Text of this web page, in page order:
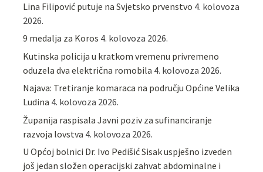
Lina Filipović putuje na Svjetsko prvenstvo 4. kolovoza
2026.
9 medalja za Koros 4. kolovoza 2026.
Kutinska policija u kratkom vremenu privremeno
oduzela dva električna romobila 4. kolovoza 2026.
Najava: Tretiranje komaraca na području Općine Velika
Ludina 4. kolovoza 2026.
Županija raspisala Javni poziv za sufinanciranje
razvoja lovstva 4. kolovoza 2026.
U Općoj bolnici Dr. Ivo Pedišić Sisak uspješno izveden
još jedan složen operacijski zahvat abdominalne i